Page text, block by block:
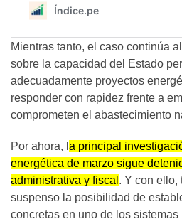
Mientras tanto, el caso continúa
sobre la capacidad del Estado
adecuadamente proyectos
responder con rapidez frente a
comprometen el abastecimiento
Por ahora, l a principal
energética de marzo sigue
administrativa y fiscal . Y con ello,
suspenso la posibilidad de
concretas en uno de los